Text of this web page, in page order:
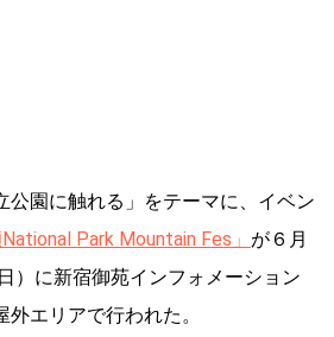
公園に触れる」をテーマに、イベン
Park Mountain Fes」 が６月
）に新宿御苑インフォメーション
エリアで行われた。